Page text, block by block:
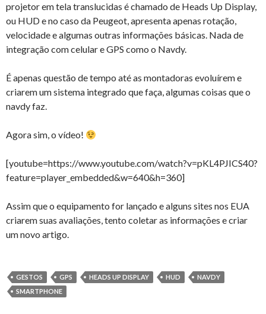
projetor em tela translucidas é chamado de Heads Up Display,
ou HUD e no caso da Peugeot, apresenta apenas rotação,
velocidade e algumas outras informações básicas. Nada de
integração com celular e GPS como o Navdy.
É apenas questão de tempo até as montadoras evoluírem e
criarem um sistema integrado que faça, algumas coisas que o
navdy faz.
Agora sim, o vídeo!
[youtube=https://www.youtube.com/watch?v=pKL4PJICS40?
feature=player_embedded&w=640&h=360]
Assim que o equipamento for lançado e alguns sites nos EUA
criarem suas avaliações, tento coletar as informações e criar
um novo artigo.
GESTOS GPS HEADS UP DISPLAY HUD
NAVDY
SMARTPHONE